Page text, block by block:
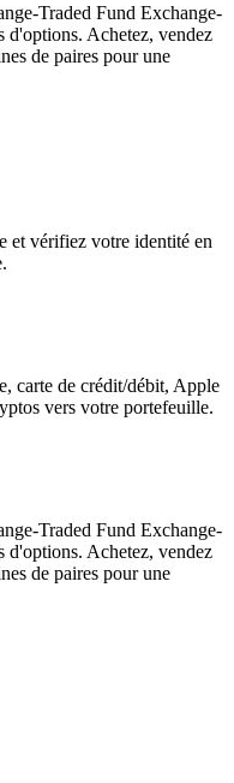
Traded Fund Exchange-
d'options. Achetez, vendez
de paires pour une
et vérifiez votre identité en
carte de crédit/débit, Apple
vers votre portefeuille.
Traded Fund Exchange-
d'options. Achetez, vendez
de paires pour une